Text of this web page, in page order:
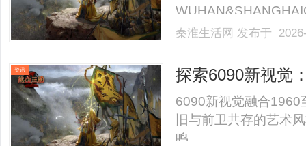
业验光配镜的写字楼
40%-60%优惠，兼顾
秦淮生活网 发布于
资讯 探索6090新视觉
6090新视觉融合1960
旧与前卫共存的艺术
鸣。......